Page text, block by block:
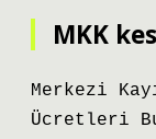
MKK
Merkezi
Ücretleri